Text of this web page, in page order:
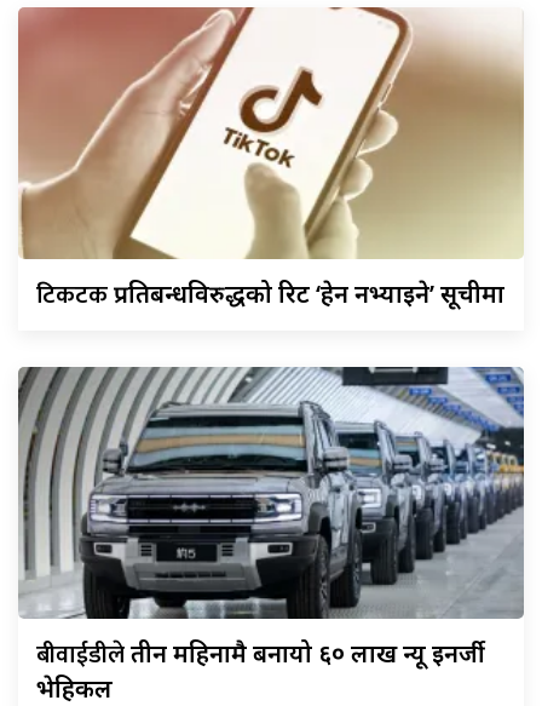
टिकटकप्रतिबन्धविरुद्धको रिट ‘हेर्न नभ्याइने’ सूचीमा
बीवाईडीलेतीन महिनामै बनायो ६० लाख न्यू इनर्जी
भेहिकल